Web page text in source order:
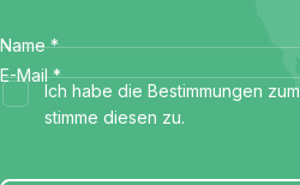
Name *
E-Mail *
Ich habe die Bestimmungen zum
stimme diesen zu.